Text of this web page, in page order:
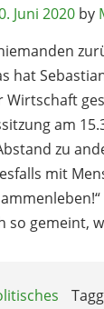
Juni 2020 by
hat
Wirtschaft
am
zu
mit
so gemeint,